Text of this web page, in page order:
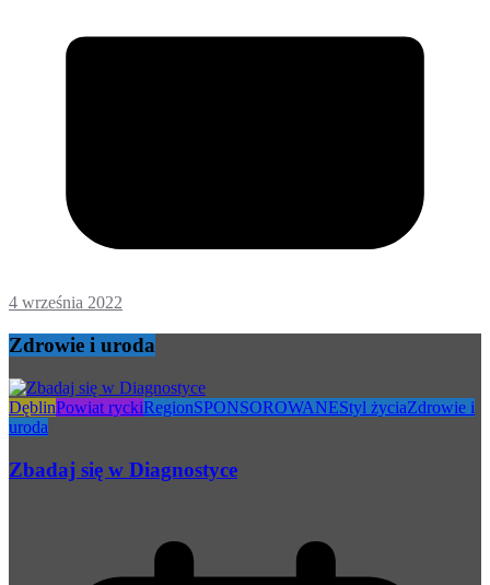
4 września 2022
Zdrowie i uroda
DęblinPowiat ryckiRegionSPONSOROWANEStyl życiaZdrowie i
uroda
Zbadaj się w Diagnostyce